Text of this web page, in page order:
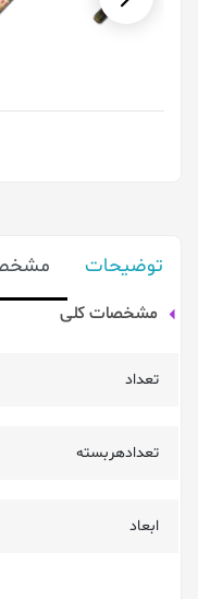
توضیحات
مشخصات کلی
تعداد
تعدادهربسته
ابعاد